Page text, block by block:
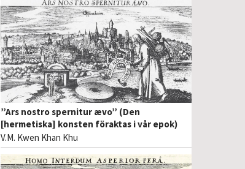
”Ars nostro spernitur ævo” (Den
[hermetiska] konsten föraktas i vår epok)
V.M. Kwen Khan Khu